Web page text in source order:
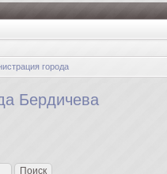
города
Бердичева